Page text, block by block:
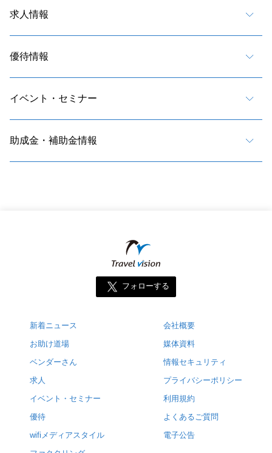
求人情報
優待情報
イベント・セミナー
助成金・補助金情報
フォローする
新着ニュース
お助け道場
ベンダーさん
求人
イベント・セミナー
優待
wifiメディアスタイル
会社概要
媒体資料
情報セキュリティ
プライバシーポリシー
利用規約
よくあるご質問
電子公告